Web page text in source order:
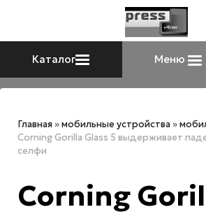
Каталог Меню
Главная »мобильные устройства »
Corning Gorilla Glass 5 выдерживает
селфи
Corning